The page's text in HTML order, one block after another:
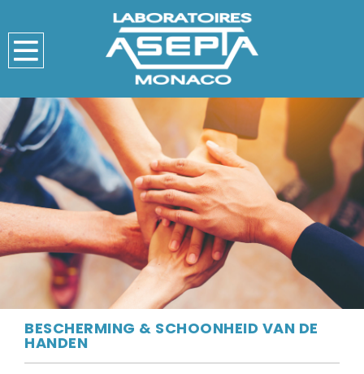
BESCHERMING & SCHOONHEID VAN DE
HANDEN